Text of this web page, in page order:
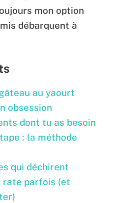
mon option
débarquent à
au yaourt
obsession
dont tu as besoin
: la méthode
qui déchirent
rate parfois (et